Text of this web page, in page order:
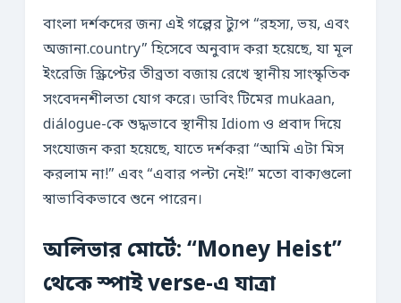
বাংলা দর্শকদের জন্য এই গল্পের ট্যুপ “রহস্য, ভয়, এবং
অজানা.country” হিসেবে অনুবাদ করা হয়েছে, যা মূল
ইংরেজি স্ক্রিপ্টের তীব্রতা বজায় রেখে স্থানীয় সাংস্কৃতিক
সংবেদনশীলতা যোগ করে। ডাবিং টিমের mukaan,
diálogue-কে শুদ্ধভাবে স্থানীয় Idiom ও প্রবাদ দিয়ে
সংযোজন করা হয়েছে, যাতে দর্শকরা “আমি এটা মিস
করলাম না!” এবং “এবার পল্টা নেই!” মতো বাক্যগুলো
স্বাভাবিকভাবে শুনে পারেন।
অলিভার মোর্টে: “Money Heist”
থেকে স্পাই verse-এ যাত্রা